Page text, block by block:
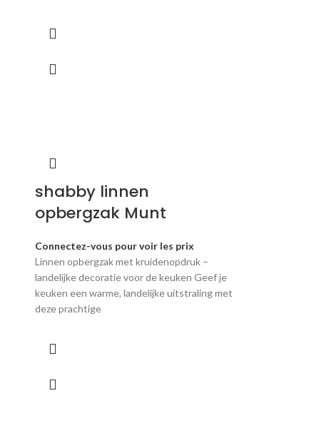
shabby linnen
opbergzak Munt
Connectez-vous pour voir les prix
Linnen opbergzak met kruidenopdruk –
landelijke decoratie voor de keuken Geef je
keuken een warme, landelijke uitstraling met
deze prachtige